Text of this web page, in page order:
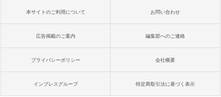
本サイトのご利用について お問い合わせ
広告掲載のご案内 編集部へのご連絡
プライバシーポリシー 会社概要
インプレスグループ 特定商取引法に基づく表示